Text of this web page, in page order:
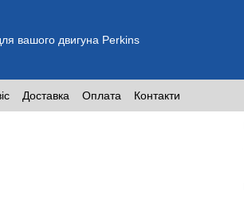
вашого двигуна Perkins
Доставка Оплата Контакти